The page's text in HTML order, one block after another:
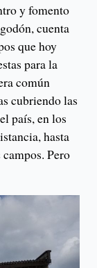
y fomento
cuenta
que hoy
para la
común
cubriendo las
país, en los
hasta
Pero